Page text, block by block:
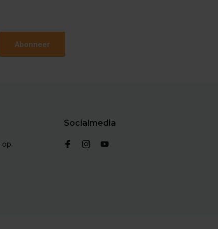
Abonneer
op
Socialmedia